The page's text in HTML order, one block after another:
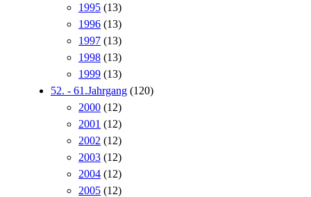
1995 (13)
1996 (13)
1997 (13)
1998 (13)
1999 (13)
52. - 61.Jahrgang (120)
2000 (12)
2001 (12)
2002 (12)
2003 (12)
2004 (12)
2005 (12)